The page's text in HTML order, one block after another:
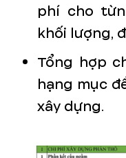
phí cho
khối lượng,
Tổng hợp
hạng mục
xây dựng.